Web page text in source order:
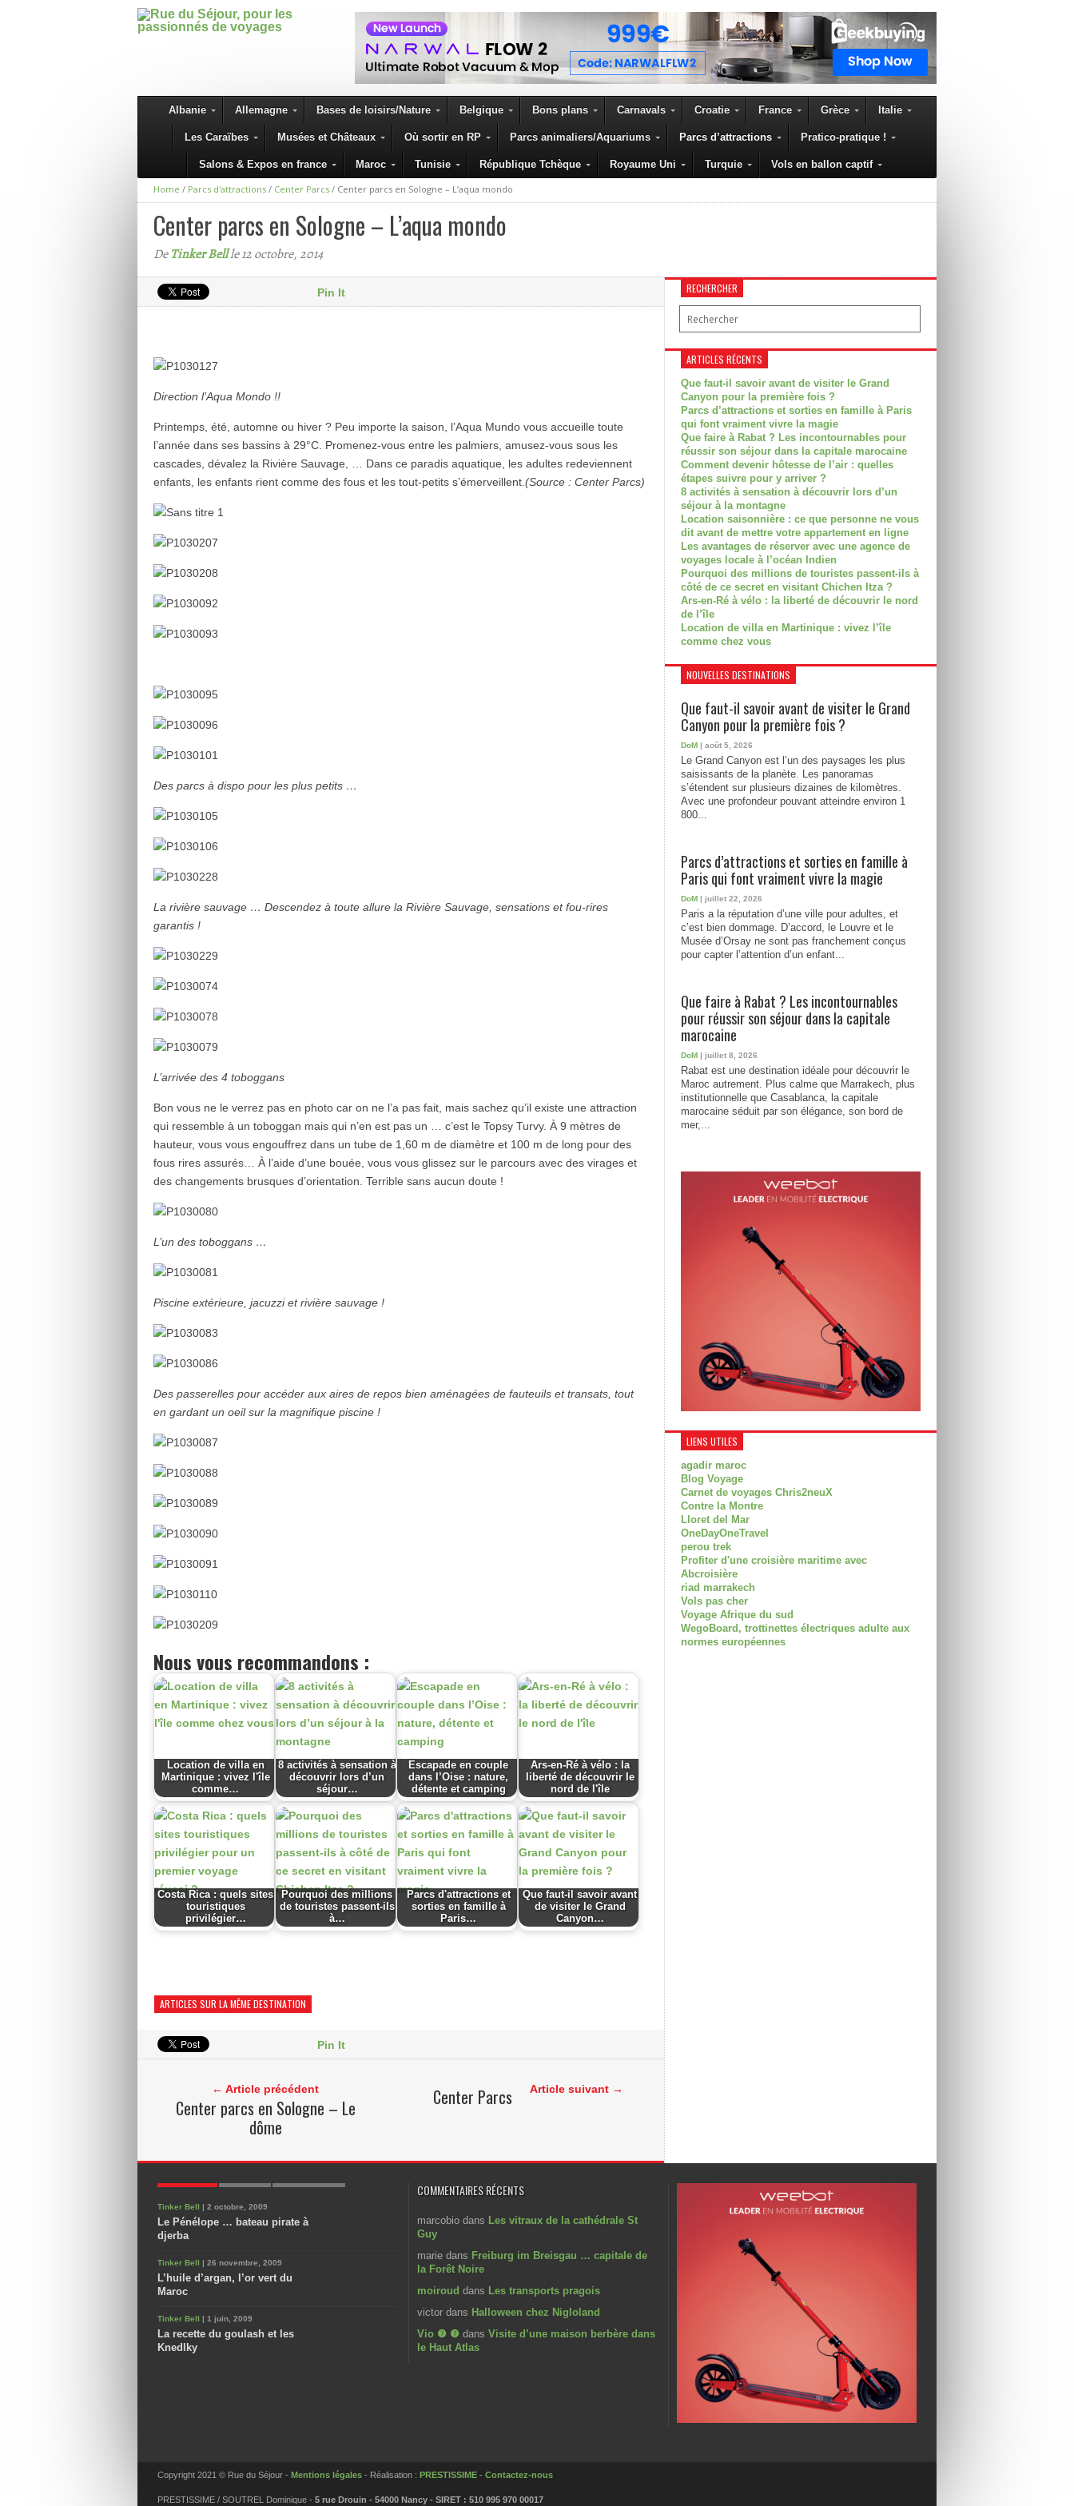
Albanie Allemagne Bases de loisirs/Nature Belgique Bons plans Carnavals Croatie France Grèce Italie
Les Caraïbes Musées et Châteaux Où sortir en RP Parcs animaliers/Aquariums Parcs d’attractions Pratico-pratique !
Salons & Expos en france Maroc Tunisie République Tchèque Royaume Uni Turquie Vols en ballon captif
Home / Parcs d'attractions / Center Parcs / Center parcs en Sologne – L’aqua mondo
Center parcs en Sologne – L’aqua mondo
DeTinker Bellle 12 octobre, 2014
Pin It
Direction l’Aqua Mondo !!
Printemps, été, automne ou hiver ? Peu importe la saison, l’Aqua Mundo vous accueille toute
l’année dans ses bassins à 29°C. Promenez-vous entre les palmiers, amusez-vous sous les
cascades, dévalez la Rivière Sauvage, … Dans ce paradis aquatique, les adultes redeviennent
enfants, les enfants rient comme des fous et les tout-petits s’émerveillent. (Source : Center Parcs)
Des parcs à dispo pour les plus petits …
La rivière sauvage … Descendez à toute allure la Rivière Sauvage, sensations et fou-rires
garantis !
L’arrivée des 4 toboggans
Bon vous ne le verrez pas en photo car on ne l’a pas fait, mais sachez qu’il existe une attraction
qui ressemble à un toboggan mais qui n’en est pas un … c’est le Topsy Turvy. À 9 mètres de
hauteur, vous vous engouffrez dans un tube de 1,60 m de diamètre et 100 m de long pour des
fous rires assurés… À l’aide d’une bouée, vous vous glissez sur le parcours avec des virages et
des changements brusques d’orientation. Terrible sans aucun doute !
L’un des toboggans …
Piscine extérieure, jacuzzi et rivière sauvage !
Des passerelles pour accéder aux aires de repos bien aménagées de fauteuils et transats, tout
en gardant un oeil sur la magnifique piscine !
Nous vous recommandons :
Location de villa en
Martinique : vivez l'île
comme…
8 activités à sensation à
découvrir lors d’un
séjour…
Escapade en couple
dans l’Oise : nature,
détente et camping
Ars-en-Ré à vélo : la
liberté de découvrir le
nord de l'île
Costa Rica : quels sites
touristiques
privilégier…
Pourquoi des millions
de touristes passent-ils
à…
Parcs d'attractions et
sorties en famille à
Paris…
Que faut-il savoir avant
de visiter le Grand
Canyon…
ARTICLES SUR LA MÊME DESTINATION
Pin It
← Article précédent
Center parcs en Sologne – Le
dôme
Article suivant →
Center Parcs
RECHERCHER
ARTICLES RÉCENTS
Que faut-il savoir avant de visiter le Grand
Canyon pour la première fois ?
Parcs d’attractions et sorties en famille à Paris
qui font vraiment vivre la magie
Que faire à Rabat ? Les incontournables pour
réussir son séjour dans la capitale marocaine
Comment devenir hôtesse de l’air : quelles
étapes suivre pour y arriver ?
8 activités à sensation à découvrir lors d’un
séjour à la montagne
Location saisonnière : ce que personne ne vous
dit avant de mettre votre appartement en ligne
Les avantages de réserver avec une agence de
voyages locale à l’océan Indien
Pourquoi des millions de touristes passent-ils à
côté de ce secret en visitant Chichen Itza ?
Ars-en-Ré à vélo : la liberté de découvrir le nord
de l’île
Location de villa en Martinique : vivez l’île
comme chez vous
NOUVELLES DESTINATIONS
Que faut-il savoir avant de visiter le Grand
Canyon pour la première fois ?
DoM | août 5, 2026
Le Grand Canyon est l’un des paysages les plus
saisissants de la planète. Les panoramas
s’étendent sur plusieurs dizaines de kilomètres.
Avec une profondeur pouvant atteindre environ 1
800...
Parcs d’attractions et sorties en famille à
Paris qui font vraiment vivre la magie
DoM | juillet 22, 2026
Paris a la réputation d’une ville pour adultes, et
c’est bien dommage. D’accord, le Louvre et le
Musée d’Orsay ne sont pas franchement conçus
pour capter l’attention d’un enfant...
Que faire à Rabat ? Les incontournables
pour réussir son séjour dans la capitale
marocaine
DoM | juillet 8, 2026
Rabat est une destination idéale pour découvrir le
Maroc autrement. Plus calme que Marrakech, plus
institutionnelle que Casablanca, la capitale
marocaine séduit par son élégance, son bord de
mer,...
LIENS UTILES
agadir maroc
Blog Voyage
Carnet de voyages Chris2neuX
Contre la Montre
Lloret del Mar
OneDayOneTravel
perou trek
Profiter d'une croisière maritime avec
Abcroisière
riad marrakech
Vols pas cher
Voyage Afrique du sud
WegoBoard, trottinettes électriques adulte aux
normes européennes
Tinker Bell | 2 octobre, 2009
Le Pénélope … bateau pirate à
djerba
Tinker Bell | 26 novembre, 2009
L’huile d’argan, l’or vert du
Maroc
Tinker Bell | 1 juin, 2009
La recette du goulash et les
Knedlky
COMMENTAIRES RÉCENTS
marcobio dans Les vitraux de la cathédrale St
Guy
marie dans Freiburg im Breisgau … capitale de
la Forêt Noire
moiroud dans Les transports pragois
victor dans Halloween chez Nigloland
Vio ❼ ❼ dans Visite d’une maison berbère dans
le Haut Atlas
Copyright 2021 © Rue du Séjour - Mentions légales - Réalisation : PRESTISSIME - Contactez-nous
PRESTISSIME / SOUTREL Dominique - 5 rue Drouin - 54000 Nancy - SIRET : 510 995 970 00017